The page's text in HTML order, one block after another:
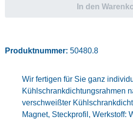
In den
Produktnummer: 50480.8
Wir fertigen für Sie ganz
Kühlschrankdichtungsrahmen
verschweißter
Magnet, Steckprofil, Werkstoff: